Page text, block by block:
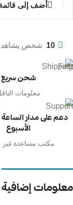
أضف إلى
10 شخص
شحن سريع
معلومات
دعم على مدار
الأسبوع
مكتب مساعدة غير
معلومات إضافية